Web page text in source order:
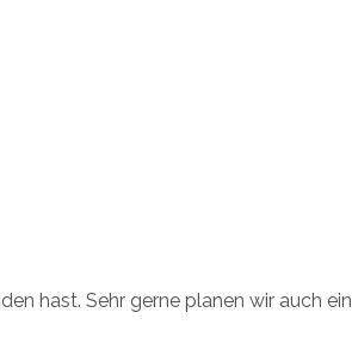
hast. Sehr gerne planen wir auch ein